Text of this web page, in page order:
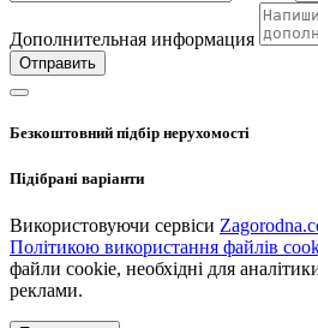
Дополнительная информация
Отправить
Безкоштовний підбір нерухомості
Підібрані варіанти
Використовуючи сервіси
Політикою використання файлів
файли cookie, необхідні для
реклами.